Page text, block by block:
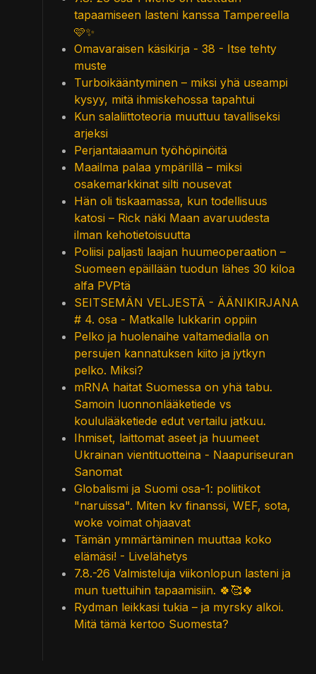
tapaamiseen lasteni kanssa Tampereella
🩷✨
Omavaraisen käsikirja - 38 - Itse tehty
muste
Turboikääntyminen – miksi yhä useampi
kysyy, mitä ihmiskehossa tapahtui
Kun salaliittoteoria muuttuu tavalliseksi
arjeksi
Perjantaiaamun työhöpinöitä
Maailma palaa ympärillä – miksi
osakemarkkinat silti nousevat
Hän oli tiskaamassa, kun todellisuus
katosi – Rick näki Maan avaruudesta
ilman kehotietoisuutta
Poliisi paljasti laajan huumeoperaation –
Suomeen epäillään tuodun lähes 30 kiloa
alfa PVPtä
SEITSEMÄN VELJESTÄ - ÄÄNIKIRJANA
# 4. osa - Matkalle lukkarin oppiin
Pelko ja huolenaihe valtamedialla on
persujen kannatuksen kiito ja jytkyn
pelko. Miksi?
mRNA haitat Suomessa on yhä tabu.
Samoin luonnonlääketiede vs
koululääketiede edut vertailu jatkuu.
Ihmiset, laittomat aseet ja huumeet
Ukrainan vientituotteina - Naapuriseuran
Sanomat
Globalismi ja Suomi osa-1: poliitikot
"naruissa". Miten kv finanssi, WEF, sota,
woke voimat ohjaavat
Tämän ymmärtäminen muuttaa koko
elämäsi! - Livelähetys
7.8.-26 Valmisteluja viikonlopun lasteni ja
mun tuettuihin tapaamisiin. 🍀🥰🍀
Rydman leikkasi tukia – ja myrsky alkoi.
Mitä tämä kertoo Suomesta?